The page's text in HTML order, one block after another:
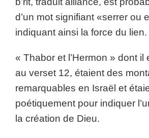
d’un mot signifiant «serrer ou
indiquant ainsi la force du lien.
« Thabor et l’Hermon » dont il
au verset 12, étaient des
remarquables en Israël et
poétiquement pour indiquer
la création de Dieu.